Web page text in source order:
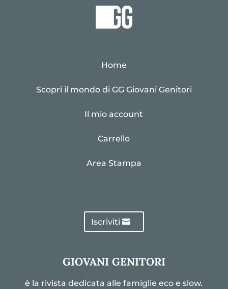
Home
Scopri il mondo di GG Giovani Genitori
Il mio account
Carrello
Area Stampa
Iscriviti
GIOVANI GENITORI
è la rivista dedicata alle famiglie eco e slow.